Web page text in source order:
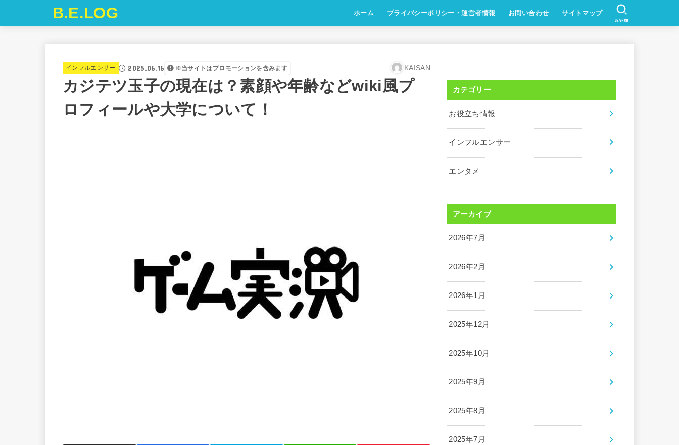
B.E.LOG ホーム プライバシーポリシー・運営者情報 お問い合わせ サイトマップ
SEARCH
インフルエンサー 2025.06.16 ※当サイトはプロモーションを含みます KAISAN
カジテツ玉子の現在は？素顔や年齢などwiki風プ
ロフィールや大学について！
カテゴリー
お役立ち情報
インフルエンサー
エンタメ
アーカイブ
2026年7月
2026年2月
2026年1月
2025年12月
2025年10月
2025年9月
2025年8月
2025年7月